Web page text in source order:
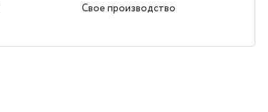
Свое производство